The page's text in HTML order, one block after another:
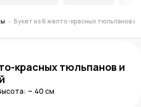
Букет из 6 желто-красных тюльпанов и
красных тюльпанов и
~ 40 см